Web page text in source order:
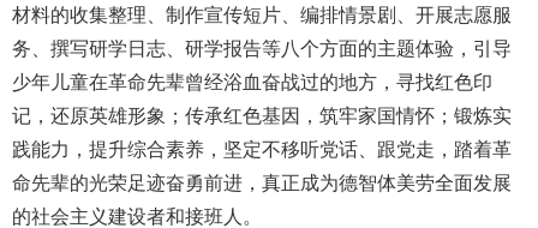
材料的收集整理、制作宣传短片、编排情景剧、开展志愿服
务、撰写研学日志、研学报告等八个方面的主题体验，引导
少年儿童在革命先辈曾经浴血奋战过的地方，寻找红色印
记，还原英雄形象；传承红色基因，筑牢家国情怀；锻炼实
践能力，提升综合素养，坚定不移听党话、跟党走，踏着革
命先辈的光荣足迹奋勇前进，真正成为德智体美劳全面发展
的社会主义建设者和接班人。